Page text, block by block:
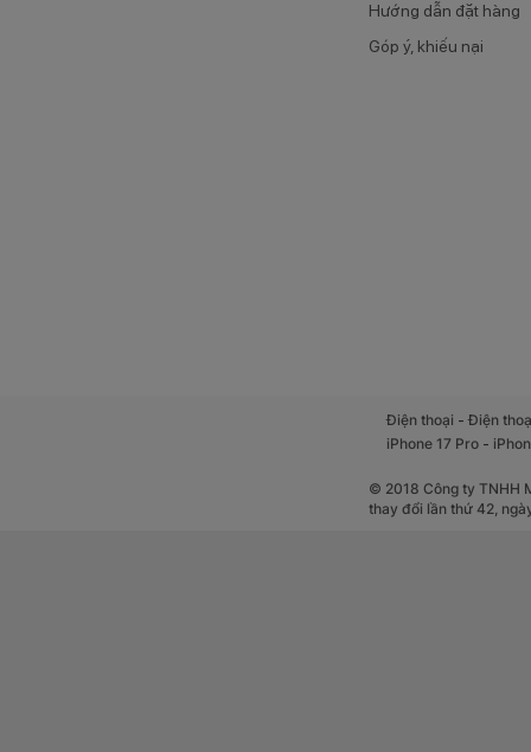
Hướng dẫn đặt hàng
Góp ý, khiếu nại
Điện thoại -Điện
iPhone 17 Pro -
© 2018 Công ty TNHH
thay đổi lần thứ 42,